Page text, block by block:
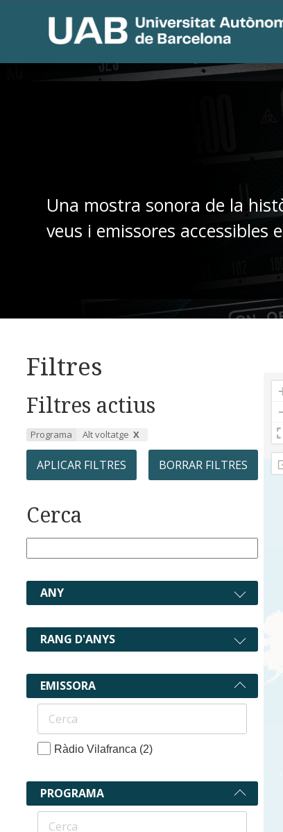
Una mostra sonora de la
veus i emissores accessibles
Filtres
Filtres actius
Programa Alt voltatge
APLICAR FILTRES BORRAR FILTRES
Cerca
ANY
RANG D'ANYS
EMISSORA
Ràdio Vilafranca (2)
PROGRAMA